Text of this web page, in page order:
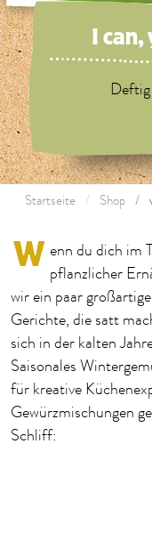
I can,
Startseite Shop
W enn du dich im
pflanzlicher
wir ein paar
Gerichte, die satt
sich in der kalten
Saisonales
für kreative
Gewürzmischungen
Schliff: